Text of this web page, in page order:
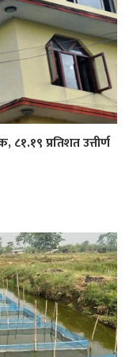
प्रतिशत उत्तीर्ण